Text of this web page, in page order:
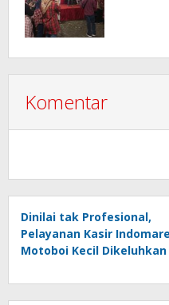
Komentar
Dinilai tak Profesional,
Pelayanan Kasir
Motoboi Kecil Dikeluhkan